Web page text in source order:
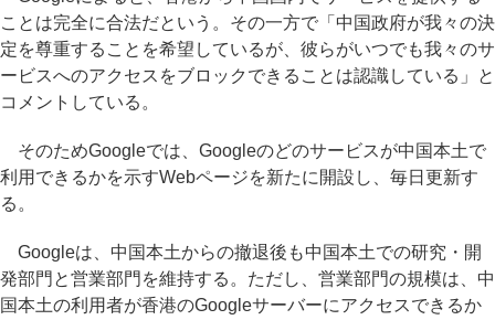
ことは完全に合法だという。その一方で「中国政府が我々の決
定を尊重することを希望しているが、彼らがいつでも我々のサ
ービスへのアクセスをブロックできることは認識している」と
コメントしている。
そのためGoogleでは、Googleのどのサービスが中国本土で
利用できるかを示すWebページを新たに開設し、毎日更新す
る。
Googleは、中国本土からの撤退後も中国本土での研究・開
発部門と営業部門を維持する。ただし、営業部門の規模は、中
国本土の利用者が香港のGoogleサーバーにアクセスできるか